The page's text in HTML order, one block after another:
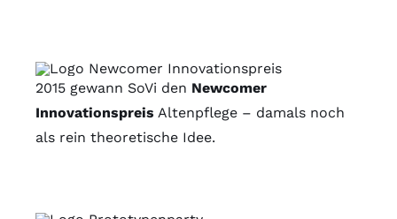
2015 gewann SoVi den Newcomer
Innovationspreis Altenpflege – damals noch
als rein theoretische Idee.